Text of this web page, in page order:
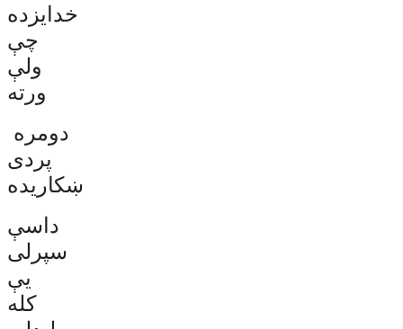
خدایزده
چې
ولې
ورته
دومره
پردی
ښکاریده
داسې
سپرلی
يې
کله